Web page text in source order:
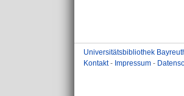
Universitätsbibliothek
Kontakt- Impressum -